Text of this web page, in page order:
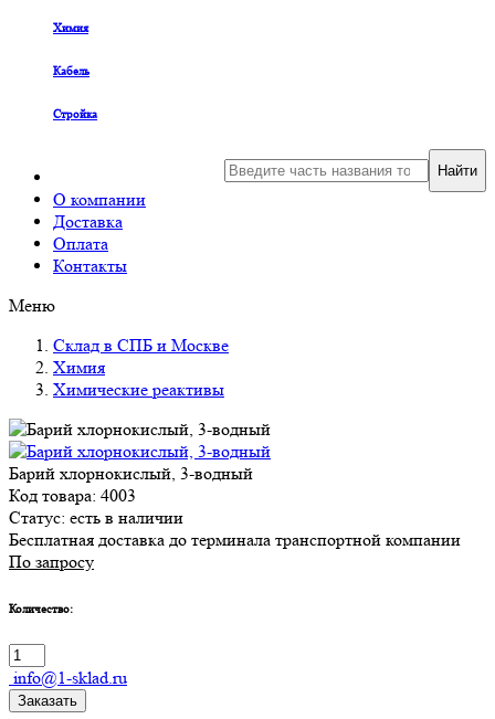
Химия
Кабель
Стройка
О компании
Доставка
Оплата
Контакты
Найти
Меню
Склад в СПБ и Москве
Химия
Химические реактивы
Барий хлорнокислый, 3-водный
Код товара: 4003
Статус: есть в наличии
Бесплатная доставка до терминала транспортной компании
По запросу
Количество:
info@1-sklad.ru
Заказать